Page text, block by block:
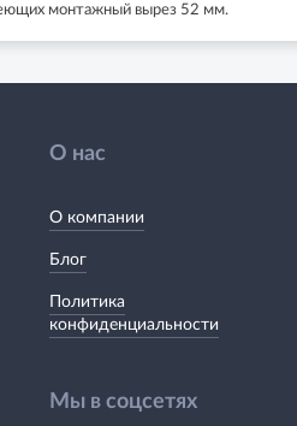
монтажный вырез 52 мм.
О нас
О компании
Блог
Политика
конфиденциальности
Мы в соцсетях